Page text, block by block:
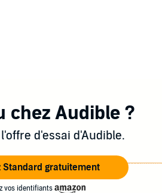
chez Audible ?
d'essai d'Audible.
Standard gratuitement
vos identifiants